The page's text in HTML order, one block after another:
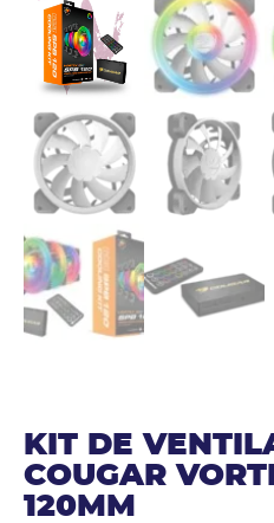
KIT DE
COUGAR
120MM